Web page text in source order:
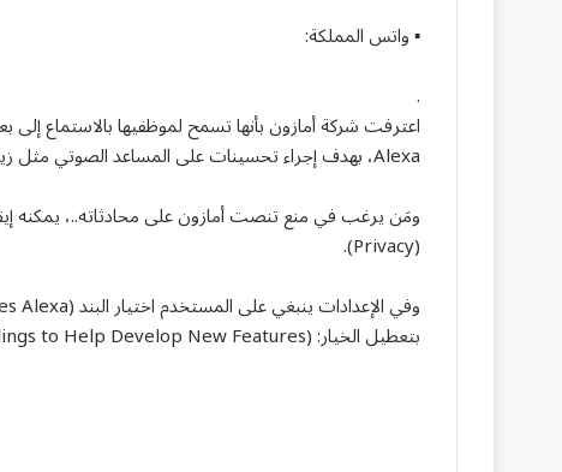
▪ واتس المملكة:
.
اعترفت شركة أمازون بأنها تسمح لموظفيها بالاستماع
Alexa، بهدف إجراء تحسينات على المساعد الصوتي مثل زيادة دقة التعرف على الكلمات أو السياقات.
ومَن يرغب في منع تنصت أمازون على محادثاته..،
(Privacy).
بتعطيل الخيار: (Use Voice Recordings to Help Develop New Features).